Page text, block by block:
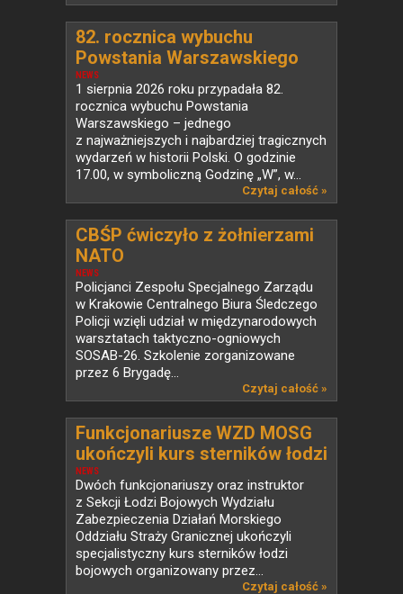
NEWS
82. rocznica wybuchu
Powstania Warszawskiego
1 sierpnia 2026 roku przypadała 82.
rocznica wybuchu Powstania
Warszawskiego – jednego
z najważniejszych i najbardziej tragicznych
wydarzeń w historii Polski. O godzinie
17.00, w symboliczną Godzinę „W”, w...
Czytaj całość »
NEWS
CBŚP ćwiczyło z żołnierzami
NATO
Policjanci Zespołu Specjalnego Zarządu
w Krakowie Centralnego Biura Śledczego
Policji wzięli udział w międzynarodowych
warsztatach taktyczno-ogniowych
SOSAB-26. Szkolenie zorganizowane
przez 6 Brygadę...
Czytaj całość »
NEWS
Funkcjonariusze WZD MOSG
ukończyli kurs sterników łodzi
bojowych
Dwóch funkcjonariuszy oraz instruktor
z Sekcji Łodzi Bojowych Wydziału
Zabezpieczenia Działań Morskiego
Oddziału Straży Granicznej ukończyli
specjalistyczny kurs sterników łodzi
bojowych organizowany przez...
Czytaj całość »